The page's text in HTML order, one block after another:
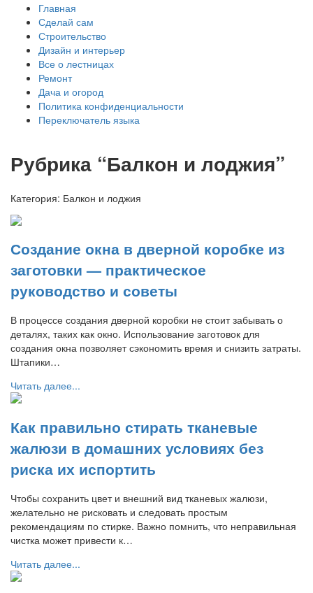
Главная
Сделай сам
Строительство
Дизайн и интерьер
Все о лестницах
Ремонт
Дача и огород
Политика конфиденциальности
Переключатель языка
Рубрика “Балкон и лоджия”
Категория: Балкон и лоджия
Создание окна в дверной коробке из
заготовки — практическое
руководство и советы
В процессе создания дверной коробки не стоит забывать о
деталях, таких как окно. Использование заготовок для
создания окна позволяет сэкономить время и снизить затраты.
Штапики…
Читать далее...
Как правильно стирать тканевые
жалюзи в домашних условиях без
риска их испортить
Чтобы сохранить цвет и внешний вид тканевых жалюзи,
желательно не рисковать и следовать простым
рекомендациям по стирке. Важно помнить, что неправильная
чистка может привести к…
Читать далее...